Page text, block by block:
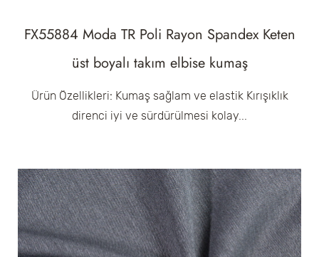
FX55884 Moda TR Poli Rayon Spandex Keten
üst boyalı takım elbise kumaş
Ürün Özellikleri: Kumaş sağlam ve elastik Kırışıklık
direnci iyi ve sürdürülmesi kolay...